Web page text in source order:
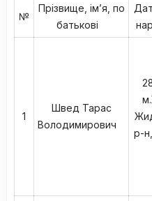
№
Прізвище, ім’я, по
батькові
1
Швед Тарас
Володимирович
р-